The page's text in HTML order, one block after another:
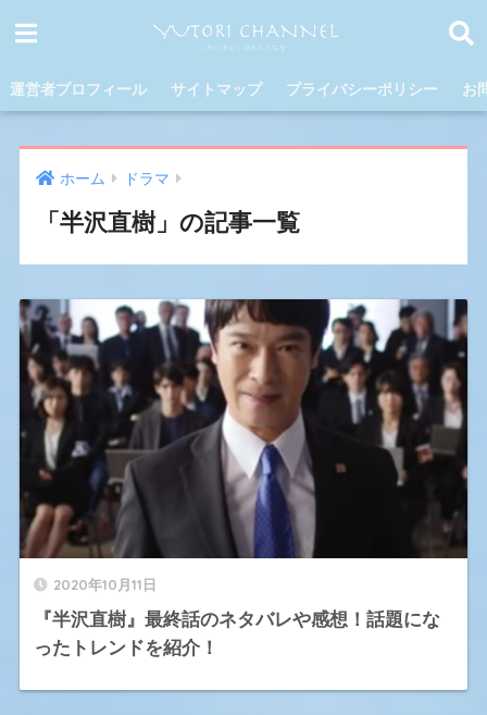
運営者プロフィール サイトマップ プライバシーポリシー お
ホーム ドラマ
「半沢直樹」の記事一覧
2020年10月11日
『半沢直樹』最終話のネタバレや感想！話題にな
ったトレンドを紹介！